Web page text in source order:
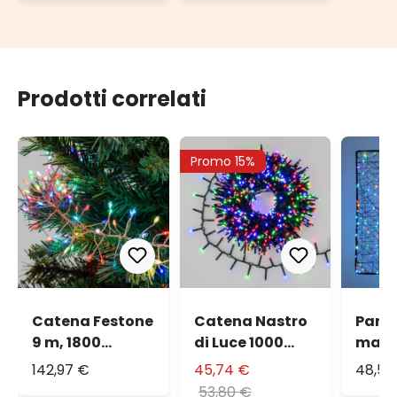
Prodotti correlati
Catena Festone
9 m, 1800
microled RGB
142,97 €
Promo 15%
Catena Nastro
di Luce 1000
miniled
multicolor,
45,74 €
53,80 €